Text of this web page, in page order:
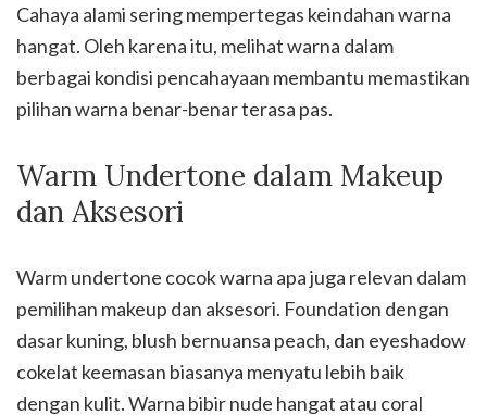
Cahaya alami sering mempertegas keindahan warna
hangat. Oleh karena itu, melihat warna dalam
berbagai kondisi pencahayaan membantu memastikan
pilihan warna benar-benar terasa pas.
Warm Undertone dalam Makeup
dan Aksesori
Warm undertone cocok warna apa juga relevan dalam
pemilihan makeup dan aksesori. Foundation dengan
dasar kuning, blush bernuansa peach, dan eyeshadow
cokelat keemasan biasanya menyatu lebih baik
dengan kulit. Warna bibir nude hangat atau coral